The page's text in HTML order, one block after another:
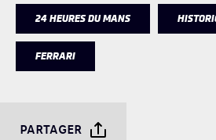
24 HEURES DU MANS
FERRARI
PARTAGER